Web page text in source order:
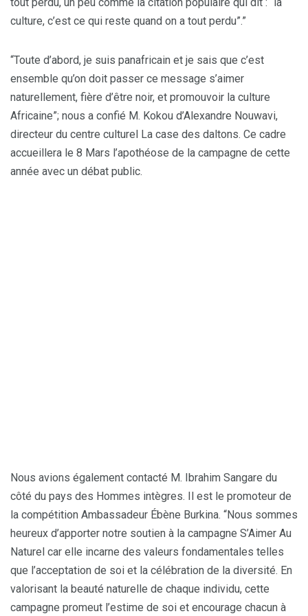
tout perdu, un peu comme la citation populaire qui dit : “la
culture, c’est ce qui reste quand on a tout perdu”.”
“Toute d’abord, je suis panafricain et je sais que c’est
ensemble qu’on doit passer ce message s’aimer
naturellement, fière d’être noir, et promouvoir la culture
Africaine”; nous a confié M. Kokou d’Alexandre Nouwavi,
directeur du centre culturel La case des daltons. Ce cadre
accueillera le 8 Mars l’apothéose de la campagne de cette
année avec un débat public.
Nous avions également contacté M. Ibrahim Sangare du
côté du pays des Hommes intègres. Il est le promoteur de
la compétition Ambassadeur Ébène Burkina. “Nous sommes
heureux d’apporter notre soutien à la campagne S’Aimer Au
Naturel car elle incarne des valeurs fondamentales telles
que l’acceptation de soi et la célébration de la diversité. En
valorisant la beauté naturelle de chaque individu, cette
campagne promeut l’estime de soi et encourage chacun à